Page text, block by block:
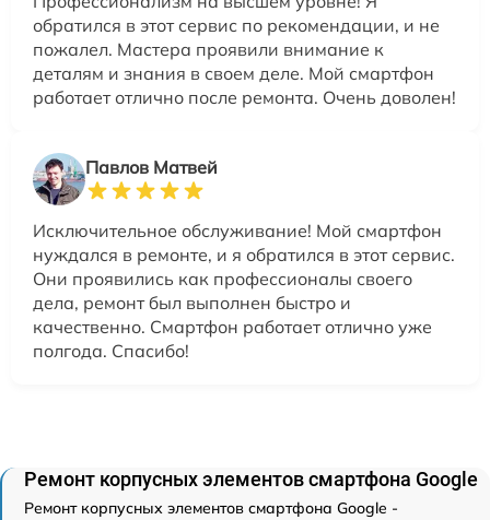
обратился в этот сервис по рекомендации, и не
пожалел. Мастера проявили внимание к
деталям и знания в своем деле. Мой смартфон
работает отлично после ремонта. Очень доволен!
Павлов Матвей
Исключительное обслуживание! Мой смартфон
нуждался в ремонте, и я обратился в этот сервис.
Они проявились как профессионалы своего
дела, ремонт был выполнен быстро и
качественно. Смартфон работает отлично уже
полгода. Спасибо!
Ремонт корпусных элементов смартфона Google
Ремонт корпусных элементов смартфона Google -